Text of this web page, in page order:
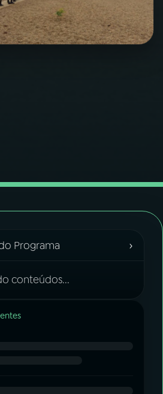
Programa ›
conteúdos...